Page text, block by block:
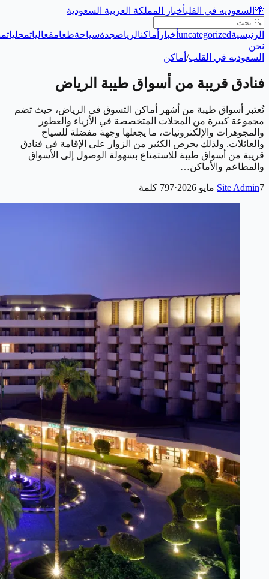
🌴 السعوديه في القلبأخبار المملكة العربية السعودية
الرئيسيةuncategorized أخبار أماكنالرياضجدةسياحةطعامفعالياتمحليات
نحن
السعوديه في القلب/ أماكن
فنادق قريبة من أسواق طيبة الرياض
تُعتبر أسواق طيبة من أشهر أماكن التسوق في الرياض، حيث تضم
مجموعة كبيرة من المحلات المتخصصة في الأزياء والعطور
والمجوهرات والإلكترونيات، ما يجعلها وجهة مفضلة للسياح
والعائلات. ولذلك يحرص الكثير من الزوار على الإقامة في فنادق
قريبة من أسواق طيبة للاستمتاع بسهولة الوصول إلى الأسواق
والمطاعم والأماكن…
Site Admin7 مايو 2026 ·
797 كلمة